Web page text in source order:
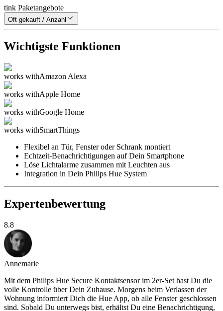
tink Paketangebote
Oft gekauft / Anzahl
Wichtigste Funktionen
works withAmazon Alexa
works withApple Home
works withGoogle Home
works withSmartThings
Flexibel an Tür, Fenster oder Schrank montiert
Echtzeit-Benachrichtigungen auf Dein Smartphone
Löse Lichtalarme zusammen mit Leuchten aus
Integration in Dein Philips Hue System
Expertenbewertung
8.8
Annemarie
Mit dem Philips Hue Secure Kontaktsensor im 2er-Set hast Du die
volle Kontrolle über Dein Zuhause. Morgens beim Verlassen der
Wohnung informiert Dich die Hue App, ob alle Fenster geschlossen
sind. Sobald Du unterwegs bist, erhältst Du eine Benachrichtigung,